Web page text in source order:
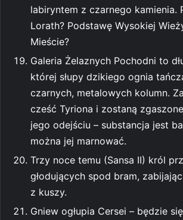
labiryntem z czarnego kamienia.
Lorath? Podstawę Wysokiej
Mieście?
Galeria Żelaznych Pochodni to
której słupy dzikiego ognia
czarnych, metalowych kolumn.
cześć Tyriona i zostaną
jego odejściu – substancja jest
można jej marnować.
Trzy noce temu (Sansa II) król
głodujących spod bram,
z kuszy.
Gniew ogłupia Cersei – będzie